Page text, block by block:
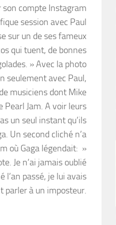
son compte Instagram
session avec Paul
sur un de ses fameux
qui tuent, de bonnes
» Avec la photo
seulement avec Paul,
musiciens dont Mike
Pearl Jam. A voir leurs
un seul instant qu’ils
Un second cliché n’a
où Gaga légendait: »
Je n’ai jamais oublié
l’an passé, je lui avais
parler à un imposteur.